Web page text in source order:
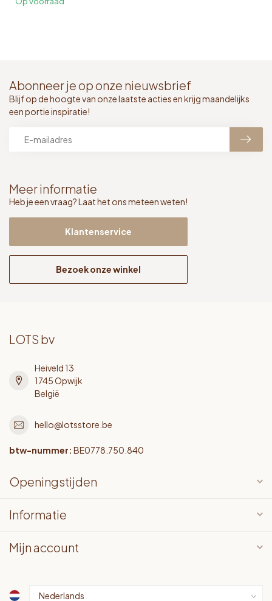
Meer informatie
Heb je een vraag? Laat het ons meteen weten!
Klantenservice
Bezoek onze winkel
Abonneer je op onze nieuwsbrief
Blijf op de hoogte van onze laatste acties en krijg maandelijks
een portie inspiratie!
LOTS bv
Heiveld 13
1745 Opwijk
België
hello@lotsstore.be
btw-nummer: BE0778.750.840
Openingstijden
Informatie
Mijn account